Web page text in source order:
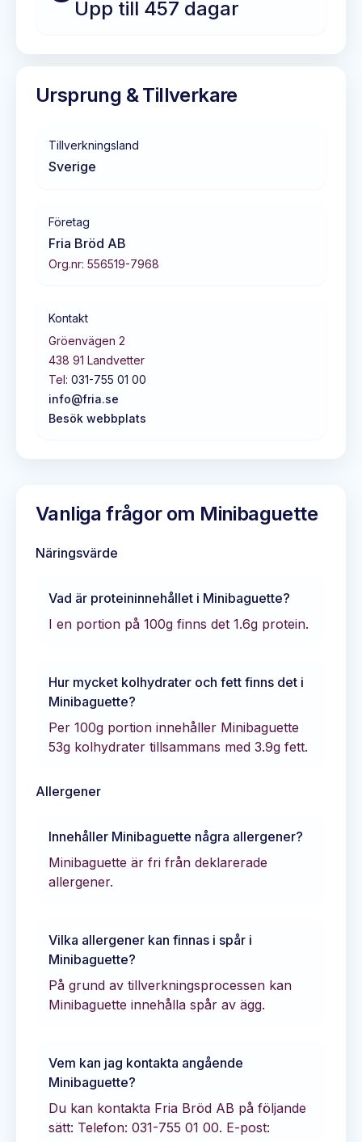
Upp till 457 dagar
Ursprung & Tillverkare
Tillverkningsland
Sverige
Företag
Fria Bröd AB
Org.nr: 556519-7968
Kontakt
Gröenvägen 2
438 91 Landvetter
Tel: 031-755 01 00
info@fria.se
Besök webbplats
Vanliga frågor om Minibaguette
Näringsvärde
Vad är proteininnehållet i Minibaguette?
I en portion på 100g finns det 1.6g protein.
Hur mycket kolhydrater och fett finns det i
Minibaguette?
Per 100g portion innehåller Minibaguette
53g kolhydrater tillsammans med 3.9g fett.
Allergener
Innehåller Minibaguette några allergener?
Minibaguette är fri från deklarerade
allergener.
Vilka allergener kan finnas i spår i
Minibaguette?
På grund av tillverkningsprocessen kan
Minibaguette innehålla spår av ägg.
Vem kan jag kontakta angående
Minibaguette?
Du kan kontakta Fria Bröd AB på följande
sätt: Telefon: 031-755 01 00. E-post: